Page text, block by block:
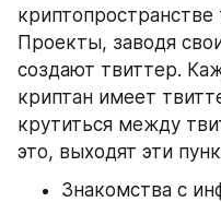
Проекты, заводя
создают твиттер.
криптан имеет
крутиться между
это, выходят эти
Знакомства с